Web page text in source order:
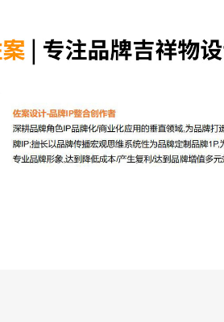
制——实战技巧 | IP设计公
案设计
成